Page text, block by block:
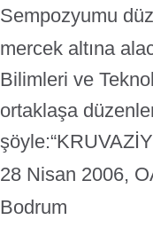
Sempozyumu
mercek altına
Bilimleri ve
ortaklaşa
şöyle:
28 Nisan 2006,
Bodrum